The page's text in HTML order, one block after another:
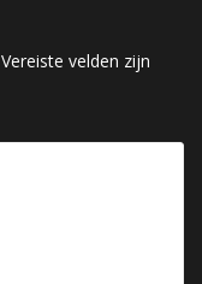
Vereiste velden zijn